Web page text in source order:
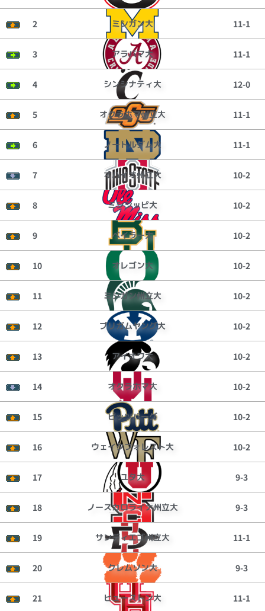
2 ミシガン大 11-1
3 アラバマ大 11-1
4 シンシナティ大 12-0
5 オクラホマ州立大 11-1
6 ノートルダム大 11-1
7 オハイオ州立大 10-2
8 ミシシッピ大 10-2
9 ベイラー大 10-2
10 オレゴン大 10-2
11 ミシガン州立大 10-2
12 ブリガムヤング大 10-2
13 アイオワ大 10-2
14 オクラホマ大 10-2
15 ピッツバーグ 10-2
16 ウェイクフォレスト大 10-2
17 ユタ大 9-3
18 ノースカロライナ州立大 9-3
19 サンディエゴ州立大 11-1
20 クレムソン大 9-3
21 ヒューストン大 11-1